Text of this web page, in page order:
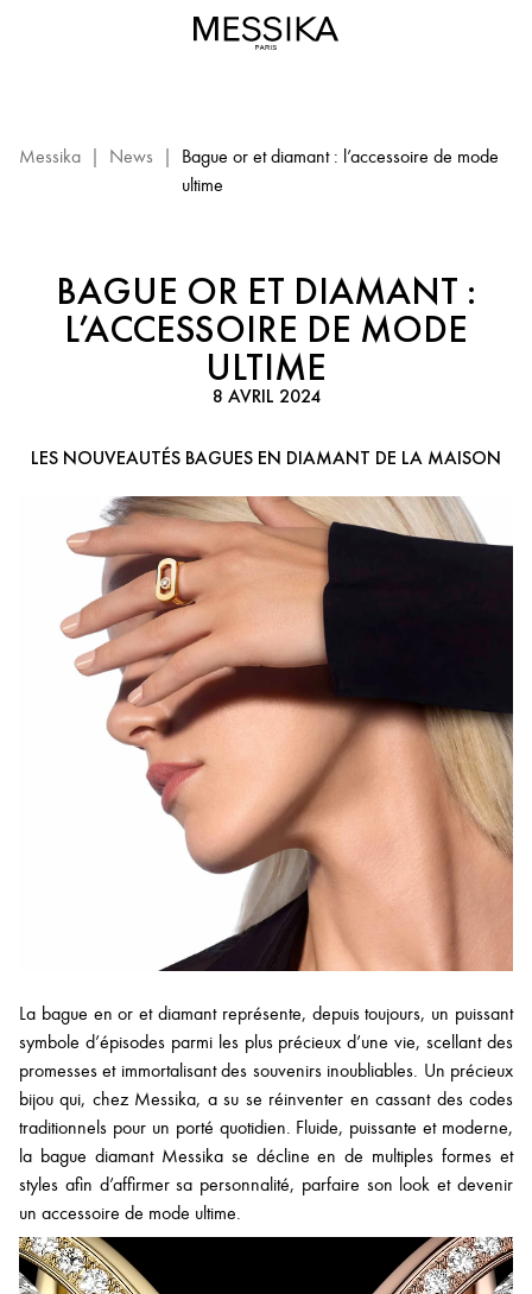
Messika | News |
Bague or et diamant : l’accessoire de mode
ultime
BAGUE OR ET DIAMANT :
L’ACCESSOIRE DE MODE
ULTIME
8 AVRIL 2024
LES NOUVEAUTÉS BAGUES EN DIAMANT DE LA MAISON
La bague en or et diamant représente, depuis toujours, un puissant
symbole d’épisodes parmi les plus précieux d’une vie, scellant des
promesses et immortalisant des souvenirs inoubliables. Un précieux
bijou qui, chez Messika, a su se réinventer en cassant des codes
traditionnels pour un porté quotidien. Fluide, puissante et moderne,
la bague diamant Messika se décline en de multiples formes et
styles afin d’affirmer sa personnalité, parfaire son look et devenir
un accessoire de mode ultime.